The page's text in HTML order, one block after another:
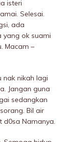
isteri
Selesai.
ada
yang ok suami
Macam –
nak nikah lagi
Jangan guna
sedangkan
Bil air
d0sa Namanya.